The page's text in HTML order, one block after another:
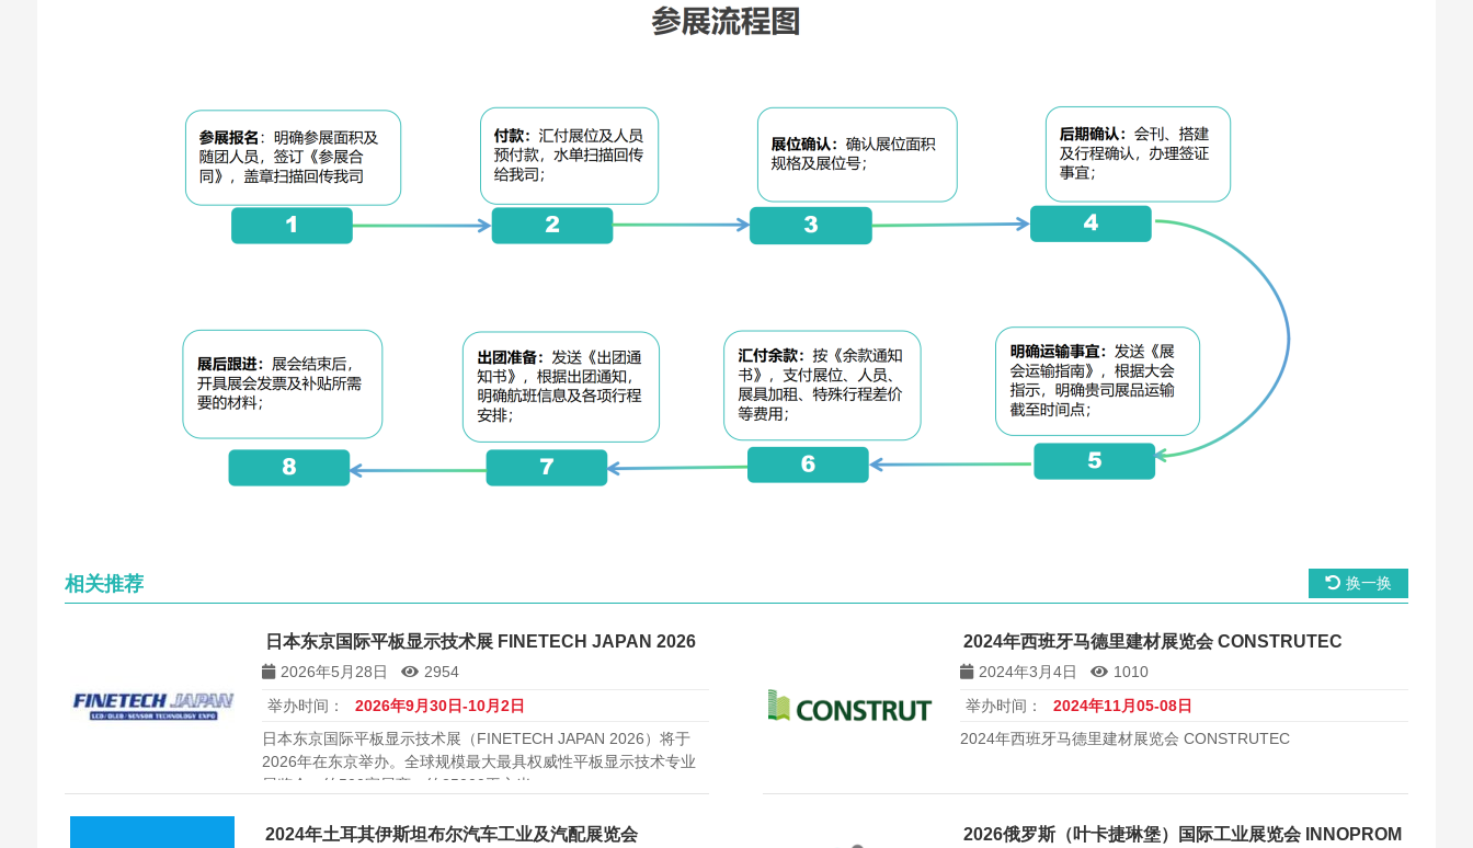
相关推荐 换一换
日本东京国际平板显示技术展 FINETECH JAPAN 2026
2026年5月28日
2954
举办时间：
2026年9月30日-10月2日
日本东京国际平板显示技术展（FINETECH JAPAN 2026）将于
2026年在东京举办。全球规模最大最具权威性平板显示技术专业
展览会，约500家展商，约25000平方米。
2024年西班牙马德里建材展览会 CONSTRUTEC
2024年3月4日
1010
举办时间：
2024年11月05-08日
2024年西班牙马德里建材展览会 CONSTRUTEC
2024年土耳其伊斯坦布尔汽车工业及汽配展览会
2026俄罗斯（叶卡捷琳堡）国际工业展览会 INNOPROM